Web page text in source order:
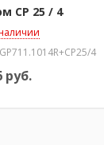
CP 25 / 4
4
руб.